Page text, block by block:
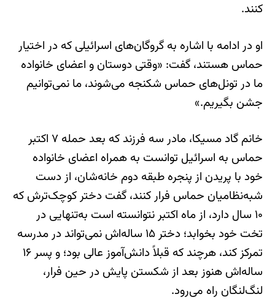
کنند.
او در ادامه با اشاره به گروگان‌های اسرائیلی که در اختیار
حماس هستند، گفت: «وقتی دوستان و اعضای خانواده
ما در تونل‌های حماس شکنجه می‌شوند، ما نمی‌توانیم
جشن بگیریم.»
خانم گاد مسیکا، مادر سه فرزند که بعد حمله ۷ اکتبر
حماس به اسرائیل توانست به همراه اعضای خانواده
خود با پریدن از پنجره طبقه دوم خانه‌شان، از دست
شبه‌نظامیان حماس فرار کنند، گفت دختر کوچک‌ترش که
۱۰ سال دارد، از ماه اکتبر نتوانسته است به‌تنهایی در
تخت خود بخوابد؛ دختر ۱۵ ساله‌اش نمی‌تواند در مدرسه
تمرکز کند، هرچند که قبلاً دانش‌آموز عالی بود؛ و پسر ۱۶
ساله‌اش هنوز بعد از شکستن پایش در حین فرار،
لنگ‌لنگان راه می‌رود.